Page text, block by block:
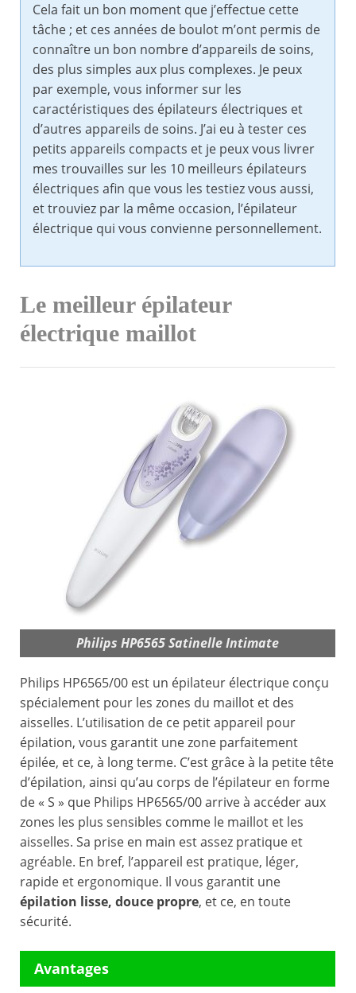
Cela fait un bon moment que j’effectue cette
tâche ; et ces années de boulot m’ont permis de
connaître un bon nombre d’appareils de soins,
des plus simples aux plus complexes. Je peux
par exemple, vous informer sur les
caractéristiques des épilateurs électriques et
d’autres appareils de soins. J’ai eu à tester ces
petits appareils compacts et je peux vous livrer
mes trouvailles sur les 10 meilleurs épilateurs
électriques afin que vous les testiez vous aussi,
et trouviez par la même occasion, l’épilateur
électrique qui vous convienne personnellement.
Le meilleur épilateur
électrique maillot
Philips HP6565 Satinelle Intimate
Philips HP6565/00 est un épilateur électrique conçu
spécialement pour les zones du maillot et des
aisselles. L’utilisation de ce petit appareil pour
épilation, vous garantit une zone parfaitement
épilée, et ce, à long terme. C’est grâce à la petite tête
d’épilation, ainsi qu’au corps de l’épilateur en forme
de « S » que Philips HP6565/00 arrive à accéder aux
zones les plus sensibles comme le maillot et les
aisselles. Sa prise en main est assez pratique et
agréable. En bref, l’appareil est pratique, léger,
rapide et ergonomique. Il vous garantit une
épilation lisse, douce propre, et ce, en toute
sécurité.